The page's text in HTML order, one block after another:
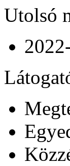
Utolsó